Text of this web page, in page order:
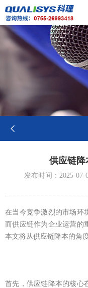

供应链降
发布时间：2025-07-
在当今竞争激烈的市场环
而供应链作为企业运营的
本文将从供应链降本的角
首先，供应链降本的核心